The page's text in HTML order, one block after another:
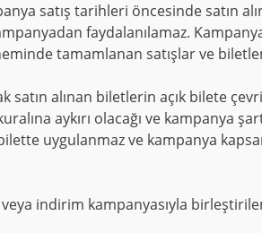
satış tarihleri öncesinde satın
faydalanılamaz.
tamamlanan satışlar ve
satın alınan biletlerin açık bilete
aykırı olacağı ve kampanya
uygulanmaz ve kampanya
indirim kampanyasıyla